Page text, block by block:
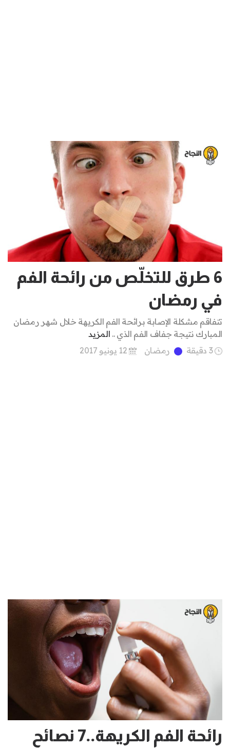
6 طرق للتخلّص من رائحة الفم
في رمضان
تتفاقم مشكلة الإصابة برائحة الفم الكريهة خلال شهر رمضان
المبارك نتيجة جفاف الفم الذي .. المزيد
3 دقيقة
رمضان 12 يونيو 2017
رائحة الفم الكريهة..7 نصائح